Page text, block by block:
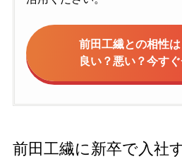
前田工繊との相性は
良い？悪い？今すぐ
前田工繊に新卒で入社